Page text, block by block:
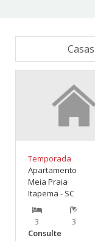
Casas
Temporada
Apartamento
Meia Praia
Itapema - SC
3 3
Consulte